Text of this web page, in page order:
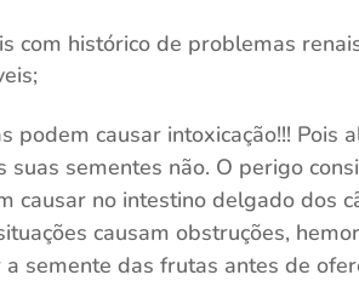
com histórico de problemas
causar intoxicação!!! Pois
sementes não. O perigo
causar no intestino delgado dos
causam obstruções,
semente das frutas antes de